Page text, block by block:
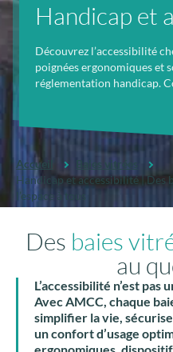
Handicap et
Découvrez l’accessibilité
poignées ergonomiques et
réglementation handicap.
Accueil
Baies vitrées
Handicap et accessibilité | Des
l’espace à tous
Des baies
au
L’accessibilité n’est pas
Avec AMCC, chaque
simplifier la vie,
un confort d’usage